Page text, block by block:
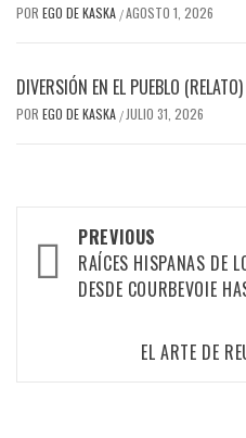
POR EGO DE KASKA /AGOSTO 1, 2026
DIVERSIÓN EN EL PUEBLO (RELATO)
POR EGO DE KASKA / JULIO 31, 2026
Post
navigation
PREVIOUS
RAÍCES HISPANAS DE
DESDE COURBEVOIE
EL ARTE DE